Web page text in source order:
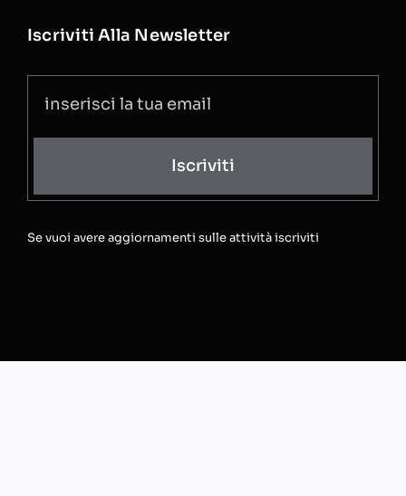
Iscriviti Alla Newsletter
Iscriviti
Se vuoi avere aggiornamenti sulle attività iscriviti